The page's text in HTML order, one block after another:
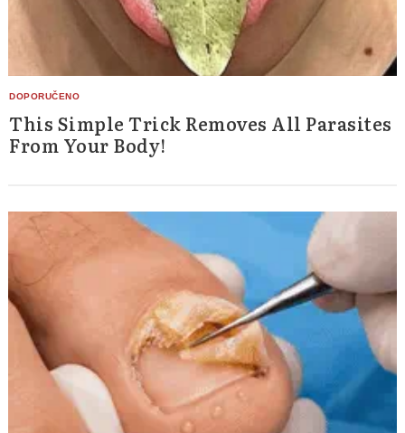
This Simple Trick Removes All Parasites
From Your Body!